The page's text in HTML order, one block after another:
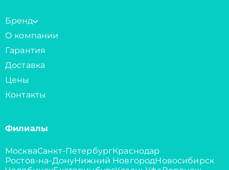
Бренд
О компании
Гарантия
Доставка
Цены
Контакты
Филиалы
МоскваСанкт-ПетербургКраснодар
Ростов-на-ДонуНижний НовгородНовосибирск